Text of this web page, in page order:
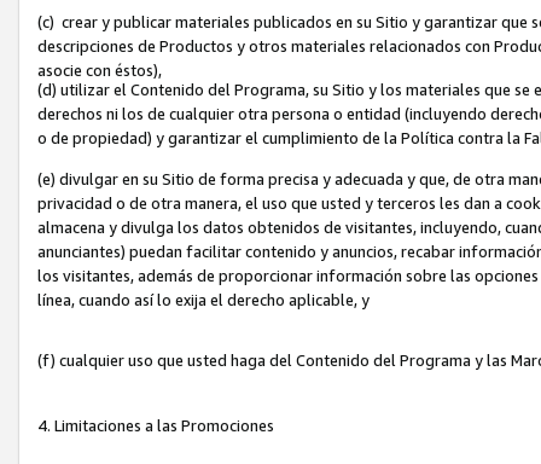
(c) crear y publicar materiales publicados en su Sitio y garantizar que
descripciones de Productos y otros materiales relacionados con
asocie con éstos),
(d) utilizar el Contenido del Programa, su Sitio y los materiales que se
derechos ni los de cualquier otra persona o entidad (incluyendo
o de propiedad) y garantizar el cumplimiento de la Política contra la
(e) divulgar en su Sitio de forma precisa y adecuada y que, de otra
privacidad o de otra manera, el uso que usted y terceros les dan a
almacena y divulga los datos obtenidos de visitantes, incluyendo,
anunciantes) puedan facilitar contenido y anuncios, recabar
los visitantes, además de proporcionar información sobre las
línea, cuando así lo exija el derecho aplicable, y
(f) cualquier uso que usted haga del Contenido del Programa y las
4. Limitaciones a las Promociones